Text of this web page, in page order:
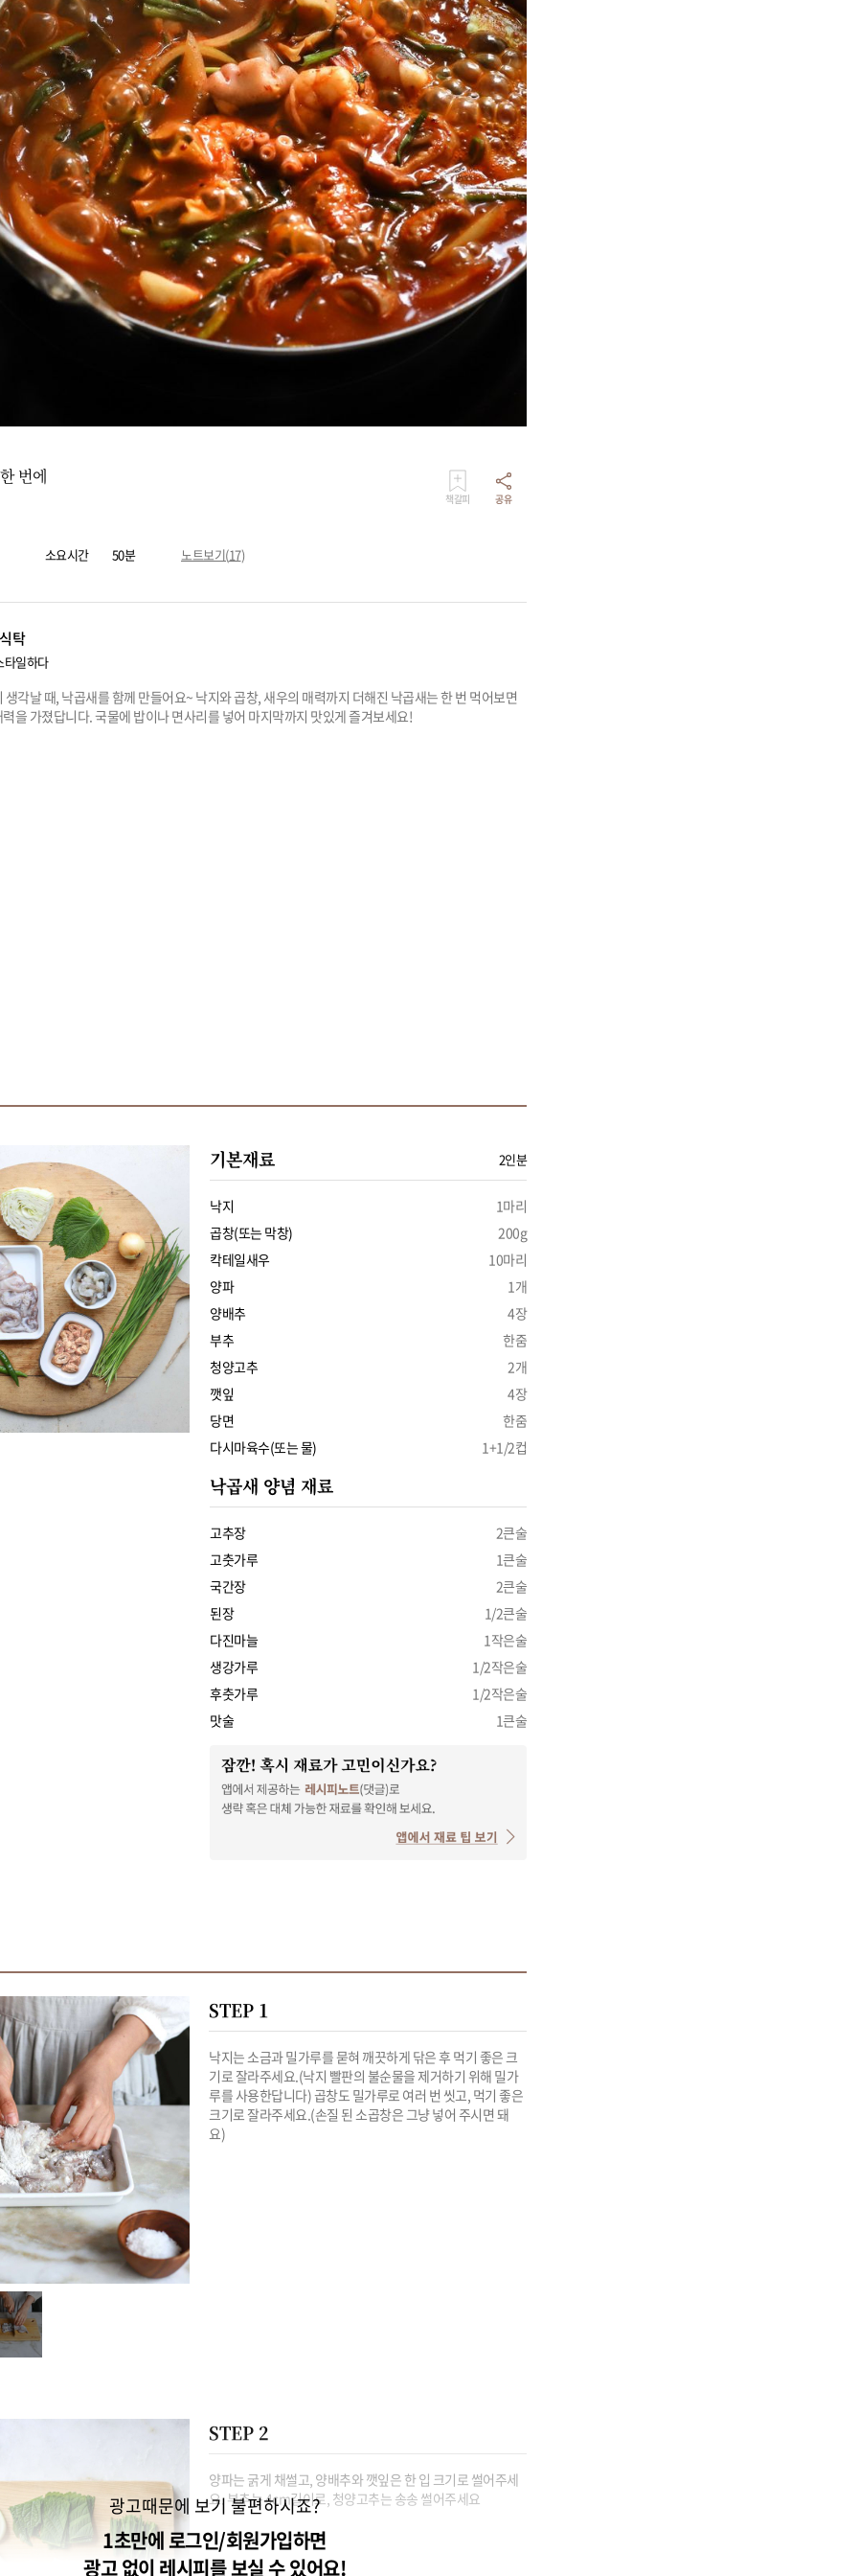
번에
책갈피 공유
소요시간 50분 노트보기(17)
탁
타일하다
각날 때, 낙곱새를 함께 만들어요~ 낙지와 곱창, 새우의 매력까지 더해진 낙곱새는 한 번 먹어보면
을 가졌답니다. 국물에 밥이나 면사리를 넣어 마지막까지 맛있게 즐겨보세요!
기본재료 2인분
낙지
1마리
곱창(또는 막창)
200g
칵테일새우
10마리
양파
1개
양배추
4장
부추
한줌
청양고추
2개
깻잎
4장
당면
한줌
다시마육수(또는 물)
1+1/2컵
낙곱새 양념 재료
고추장
2큰술
고춧가루
1큰술
국간장
2큰술
된장
1/2큰술
다진마늘
1작은술
생강가루
1/2작은술
후춧가루
1/2작은술
맛술
1큰술
STEP 1
낙지는 소금과 밀가루를 묻혀 깨끗하게 닦은 후 먹기 좋은 크
기로 잘라주세요.(낙지 빨판의 불순물을 제거하기 위해 밀가
루를 사용한답니다) 곱창도 밀가루로 여러 번 씻고, 먹기 좋은
크기로 잘라주세요.(손질 된 소곱창은 그냥 넣어 주시면 돼
STEP 2
양파는 굵게 채썰고, 양배추와 깻잎은 한 입 크기로 썰어주세
요. 부추는 4cm길이로, 청양고추는 송송 썰어주세요
광고때문에 보기 불편하시죠?
1초만에 로그인/회원가입하면
광고 없이 레시피를 보실 수 있어요!